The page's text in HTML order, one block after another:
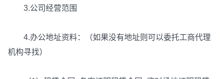
3.公司经营范围
4.办公地址资料：（如果没有地址则可以委托工商代理
机构寻找）